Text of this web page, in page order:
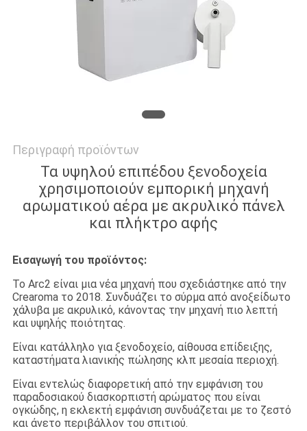
ΠΟΛΙΤΙΚΉ
ΑΠΟΡΡΉΤΟΥ
Περιγραφή προϊόντων
Τα υψηλού επιπέδου ξενοδοχεία
χρησιμοποιούν εμπορική μηχανή
αρωματικού αέρα με ακρυλικό πάνελ
και πλήκτρο αφής
Εισαγωγή του προϊόντος:
Το Arc2 είναι μια νέα μηχανή που σχεδιάστηκε από την
Crearoma το 2018. Συνδυάζει το σύρμα από ανοξείδωτο
χάλυβα με ακρυλικό, κάνοντας την μηχανή πιο λεπτή
και υψηλής ποιότητας.
Είναι κατάλληλο για ξενοδοχείο, αίθουσα επίδειξης,
καταστήματα λιανικής πώλησης κλπ μεσαία περιοχή.
Είναι εντελώς διαφορετική από την εμφάνιση του
παραδοσιακού διασκορπιστή αρώματος που είναι
ογκώδης, η εκλεκτή εμφάνιση συνδυάζεται με το ζεστό
και άνετο περιβάλλον του σπιτιού.